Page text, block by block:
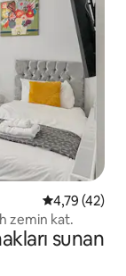
5 üzerinden
4,79 (42)
zemin kat.
sunan